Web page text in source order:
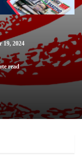
19, 2024
read